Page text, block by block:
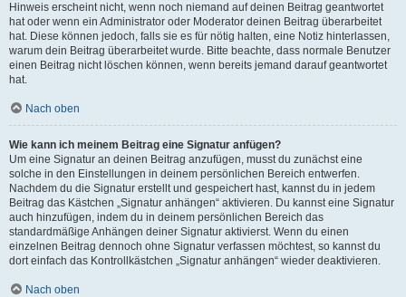
Hinweis erscheint nicht, wenn noch niemand auf deinen Beitrag geantwortet
hat oder wenn ein Administrator oder Moderator deinen Beitrag überarbeitet
hat. Diese können jedoch, falls sie es für nötig halten, eine Notiz hinterlassen,
warum dein Beitrag überarbeitet wurde. Bitte beachte, dass normale Benutzer
einen Beitrag nicht löschen können, wenn bereits jemand darauf geantwortet
hat.
Nach oben
Wie kann ich meinem Beitrag eine Signatur anfügen?
Um eine Signatur an deinen Beitrag anzufügen, musst du zunächst eine
solche in den Einstellungen in deinem persönlichen Bereich entwerfen.
Nachdem du die Signatur erstellt und gespeichert hast, kannst du in jedem
Beitrag das Kästchen „Signatur anhängen“ aktivieren. Du kannst eine Signatur
auch hinzufügen, indem du in deinem persönlichen Bereich das
standardmäßige Anhängen deiner Signatur aktivierst. Wenn du einen
einzelnen Beitrag dennoch ohne Signatur verfassen möchtest, so kannst du
dort einfach das Kontrollkästchen „Signatur anhängen“ wieder deaktivieren.
Nach oben